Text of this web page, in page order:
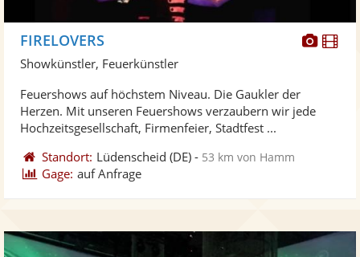
FIRELOVERS
Showkünstler, Feuerkünstler
Feuershows auf höchstem Niveau. Die Gaukler der
Herzen. Mit unseren Feuershows verzaubern wir jede
Hochzeitsgesellschaft, Firmenfeier, Stadtfest ...
Standort: Lüdenscheid (DE) - 53 km von Hamm
Gage: auf Anfrage